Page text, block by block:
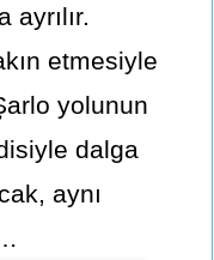
etmesiyle
yolunun
dalga
aynı